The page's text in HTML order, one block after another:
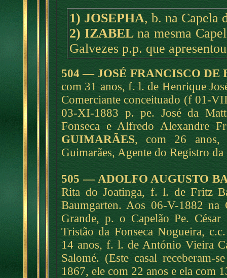
1) JOSEPHA, b. na Capela
2) IZABELna mesma
Galvezes p.p. que
504 — JOSÉ FRANCISCO DE
com 31 anos, f. l. de Henrique
Comerciante conceituado (f 01-
03-XI-1883 p. pe. José da
Fonseca e Alfredo Alexandre
GUIMARÃES, com 26 anos,
Guimarães, Agente do Registro
505 — ADOLFO AUGUSTO
Rita do Joatinga, f. l. de Fritz
Baumgarten. Aos 06-V-1882 na
Grande, p. o Capelão Pe.
Tristão da Fonseca Nogueira,
14 anos, f. l. de António Vieira
Salomé. (Este casal
1867, ele com 22 anos e ela com